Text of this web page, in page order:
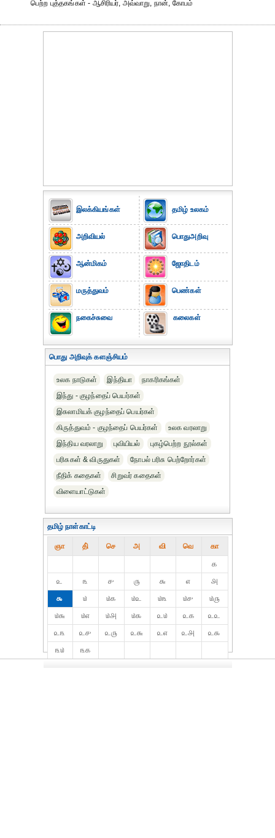
பெற்ற புத்தகங்கள் - ஆசிரியர், அவ்வாறு, நான், கோபம்
இலக்கியங்கள்
அறிவியல்
ஆன்மிகம்
மருத்துவம்
நகைச்சுவை
தமிழ் உலகம்
பொதுஅறிவு
ஜோதிடம்
பெண்கள்
கலைகள்
பொது அறிவுக் களஞ்சியம்
உலக நாடுகள் இந்தியா
நாகரிகங்கள்
இந்து - குழந்தைப் பெயர்கள்
இசுலாமியக் குழந்தைப் பெயர்கள்
கிருத்துவம் - குழந்தைப் பெயர்கள்
உலக வரலாறு
இந்திய வரலாறு
புவியியல்
புகழ்பெற்ற நூல்கள்
பரிசுகள் & விருதுகள்
நோபல் பரிசு‎ பெற்றோர்‎கள்
நீதிக் கதைகள்
சிறுவர் கதைகள்
விளையாட்டுகள்
தமிழ் நாள்காட்டி
ஞா தி் செ அ வி வெ கா
௧
௨
௩ ௪ ௫ ௬ ௭
௮
௯
௰ ௰௧ ௰௨ ௰௩ ௰௪
௰௫
௰௬
௰௭ ௰௮ ௰௯ ௨௰ ௨௧
௨௨
௨௩
௨௪ ௨௫ ௨௬ ௨௭ ௨௮
௨௯
௩௰
௩௧